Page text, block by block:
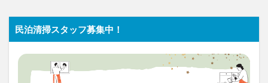
民泊清掃スタッフ募集中！